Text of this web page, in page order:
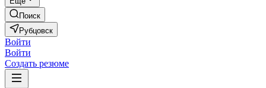
Поиск
Рубцовск
Войти
Войти
Создать резюме